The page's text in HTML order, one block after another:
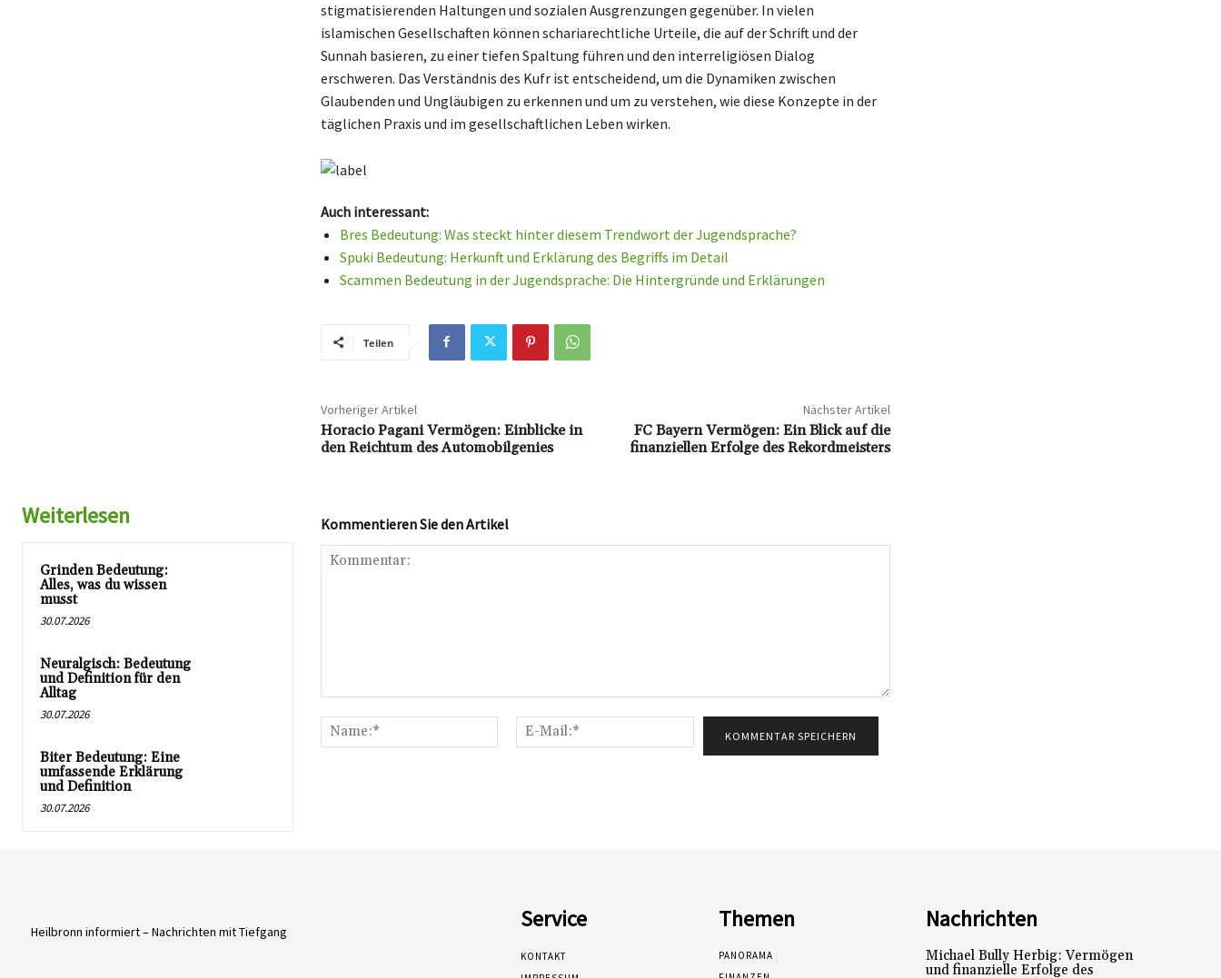
stigmatisierenden Haltungen und sozialen Ausgrenzungen gegenüber. In vielen
islamischen Gesellschaften können schariarechtliche Urteile, die auf der Schrift und der
Sunnah basieren, zu einer tiefen Spaltung führen und den interreligiösen Dialog
erschweren. Das Verständnis des Kufr ist entscheidend, um die Dynamiken zwischen
Glaubenden und Ungläubigen zu erkennen und um zu verstehen, wie diese Konzepte in der
täglichen Praxis und im gesellschaftlichen Leben wirken.
Auch interessant:
Bres Bedeutung: Was steckt hinter diesem Trendwort der Jugendsprache?
Spuki Bedeutung: Herkunft und Erklärung des Begriffs im Detail
Scammen Bedeutung in der Jugendsprache: Die Hintergründe und Erklärungen
Teilen
Vorheriger Artikel
Horacio Pagani Vermögen: Einblicke in
den Reichtum des Automobilgenies
Nächster Artikel
FC Bayern Vermögen: Ein Blick auf die
finanziellen Erfolge des Rekordmeisters
Weiterlesen
Grinden Bedeutung:
Alles, was du wissen
musst
30.07.2026
Neuralgisch: Bedeutung
und Definition für den
Alltag
30.07.2026
Biter Bedeutung: Eine
umfassende Erklärung
und Definition
30.07.2026
Kommentieren Sie den Artikel
Name:*
Mail:*
Heilbronn informiert – Nachrichten mit Tiefgang Service
KONTAKT
Themen
PANORAMA
Nachrichten
Michael Bully Herbig: Vermögen
und finanzielle Erfolge des